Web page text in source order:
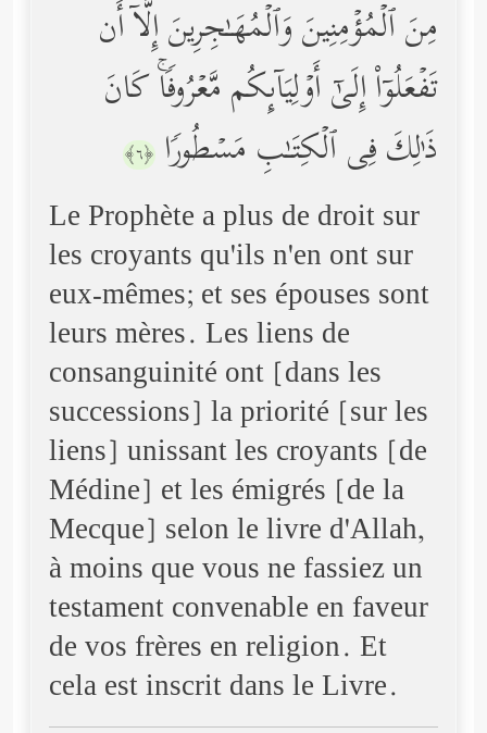
مِنَ ٱلۡمُؤۡمِنِینَ وَٱلۡمُهَـٰجِرِینَ إِلَّاۤ أَن
تَفۡعَلُوۤاْ إِلَىٰۤ أَوۡلِیَاۤىِٕكُم مَّعۡرُوفࣰاۚ كَانَ
ذَ ٰ⁠لِكَ فِی ٱلۡكِتَـٰبِ مَسۡطُورࣰا ﴿٦﴾
Le Prophète a plus de droit sur
les croyants qu'ils n'en ont sur
eux-mêmes; et ses épouses sont
leurs mères. Les liens de
consanguinité ont [dans les
successions] la priorité [sur les
liens] unissant les croyants [de
Médine] et les émigrés [de la
Mecque] selon le livre d'Allah,
à moins que vous ne fassiez un
testament convenable en faveur
de vos frères en religion. Et
cela est inscrit dans le Livre.